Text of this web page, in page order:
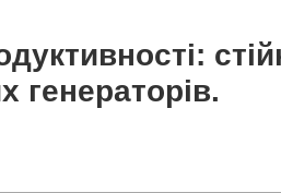
генераторів.